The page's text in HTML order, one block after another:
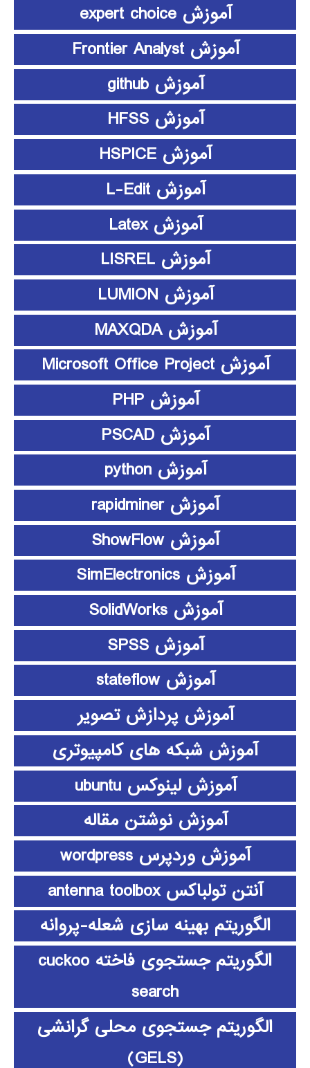
آموزش expert choice
آموزش Frontier Analyst
آموزش github
آموزش HFSS
آموزش HSPICE
آموزش L-Edit
آموزش Latex
آموزش LISREL
آموزش LUMION
آموزش MAXQDA
آموزش Microsoft Office Project
آموزش PHP
آموزش PSCAD
آموزش python
آموزش rapidminer
آموزش ShowFlow
آموزش SimElectronics
آموزش SolidWorks
آموزش SPSS
آموزش stateflow
آموزش پردازش تصویر
آموزش شبکه های کامپیوتری
آموزش لینوکس ubuntu
آموزش نوشتن مقاله
آموزش وردپرس wordpress
آنتن تولباکس antenna toolbox
الگوریتم بهینه سازی شعله-پروانه
الگوریتم جستجوی فاخته cuckoo
search
الگوریتم جستجوی محلی گرانشی
(GELS)